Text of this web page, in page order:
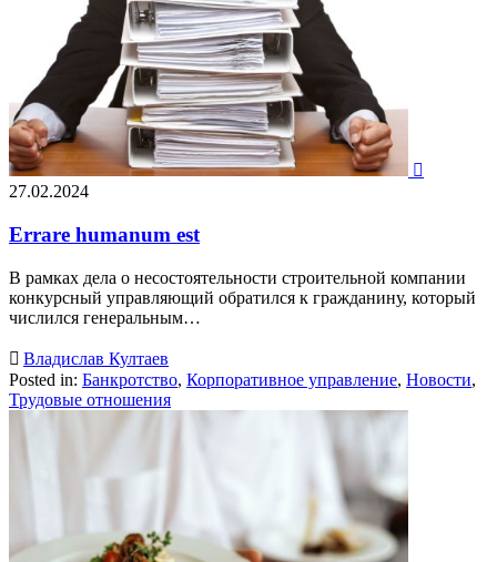

27.02.2024
Errare humanum est
В рамках дела о несостоятельности строительной компании
конкурсный управляющий обратился к гражданину, который
числился генеральным…
 Владислав Култаев
Posted in: Банкротство, Корпоративное управление, Новости,
Трудовые отношения